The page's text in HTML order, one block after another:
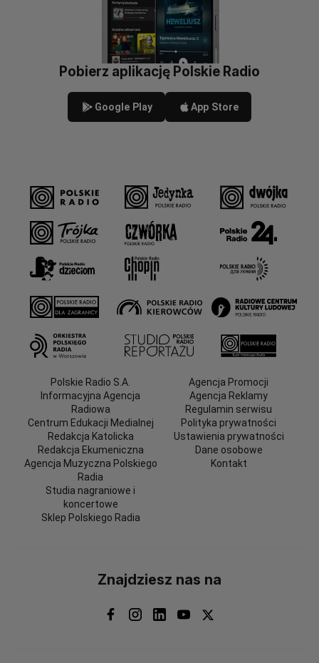
Pobierz aplikację Polskie Radio
Google Play App Store
Polskie Radio S.A.
Informacyjna Agencja
Radiowa
Centrum Edukacji Medialnej
Redakcja Katolicka
Redakcja Ekumeniczna
Agencja Muzyczna Polskiego
Radia
Studia nagraniowe i
koncertowe
Sklep Polskiego Radia
Agencja Promocji
Agencja Reklamy
Regulamin serwisu
Polityka prywatności
Ustawienia prywatności
Dane osobowe
Kontakt
Znajdziesz nas na